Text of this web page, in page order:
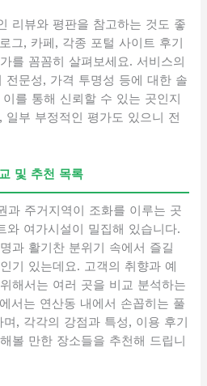
리뷰와 평판을 참고하는 것도 좋
그, 카페, 각종 포털 사이트 후기
를 꼼꼼히 살펴보세요. 서비스의
전문성, 가격 투명성 등에 대한 솔
를 통해 신뢰할 수 있는 곳인지
일부 부정적인 평가도 있으니 전
및 추천 목록
과 주거지역이 조화를 이루는 곳
와 여가시설이 밀집해 있습니다.
과 활기찬 분위기 속에서 즐길
기 있는데요. 고객의 취향과 예
해서는 여러 곳을 비교 분석하는
서는 연산동 내에서 손꼽히는 풀
, 각각의 강점과 특성, 이용 후기
볼 만한 장소들을 추천해 드립니